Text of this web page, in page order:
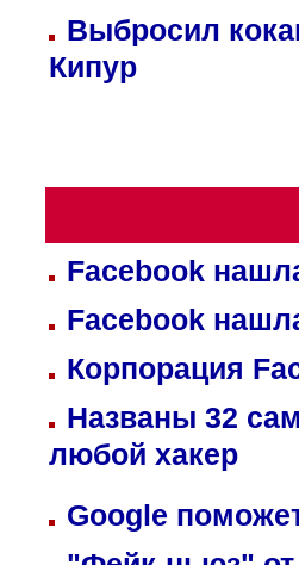
Выбросил
Кипур
Facebook
Facebook
Корпорация
Названы 32
любой хакер
Google